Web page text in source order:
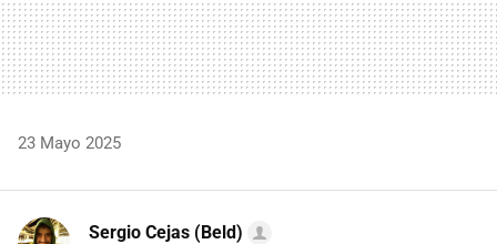
23 Mayo 2025
Sergio Cejas (Beld)